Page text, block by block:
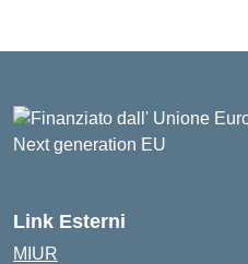
Link Esterni
MIUR